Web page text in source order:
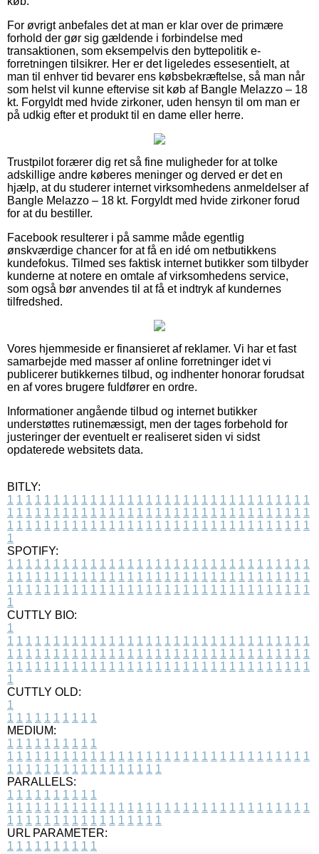
For øvrigt anbefales det at man er klar over de primære
forhold der gør sig gældende i forbindelse med
transaktionen, som eksempelvis den byttepolitik e-
forretningen tilsikrer. Her er det ligeledes essesentielt, at
man til enhver tid bevarer ens købsbekræftelse, så man når
som helst vil kunne eftervise sit køb af Bangle Melazzo – 18
kt. Forgyldt med hvide zirkoner, uden hensyn til om man er
på udkig efter et produkt til en dame eller herre.
Trustpilot forærer dig ret så fine muligheder for at tolke
adskillige andre køberes meninger og derved er det en
hjælp, at du studerer internet virksomhedens anmeldelser af
Bangle Melazzo – 18 kt. Forgyldt med hvide zirkoner forud
for at du bestiller.
Facebook resulterer i på samme måde egentlig
ønskværdige chancer for at få en idé om netbutikkens
kundefokus. Tilmed ses faktisk internet butikker som tilbyder
kunderne at notere en omtale af virksomhedens service,
som også bør anvendes til at få et indtryk af kundernes
tilfredshed.
Vores hjemmeside er finansieret af reklamer. Vi har et fast
samarbejde med masser af online forretninger idet vi
publicerer butikkernes tilbud, og indhenter honorar forudsat
en af vores brugere fuldfører en ordre.
Informationer angående tilbud og internet butikker
understøttes rutinemæssigt, men der tages forbehold for
justeringer der eventuelt er realiseret siden vi sidst
opdaterede websitets data.
BITLY:
1 1 1 1 1 1 1 1 1 1 1 1 1 1 1 1 1 1 1 1 1 1 1 1 1 1 1 1 1 1 1 1 1
1 1 1 1 1 1 1 1 1 1 1 1 1 1 1 1 1 1 1 1 1 1 1 1 1 1 1 1 1 1 1 1 1
1 1 1 1 1 1 1 1 1 1 1 1 1 1 1 1 1 1 1 1 1 1 1 1 1 1 1 1 1 1 1 1 1
1
SPOTIFY:
1 1 1 1 1 1 1 1 1 1 1 1 1 1 1 1 1 1 1 1 1 1 1 1 1 1 1 1 1 1 1 1 1
1 1 1 1 1 1 1 1 1 1 1 1 1 1 1 1 1 1 1 1 1 1 1 1 1 1 1 1 1 1 1 1 1
1 1 1 1 1 1 1 1 1 1 1 1 1 1 1 1 1 1 1 1 1 1 1 1 1 1 1 1 1 1 1 1 1
1
CUTTLY BIO:
1
1 1 1 1 1 1 1 1 1 1 1 1 1 1 1 1 1 1 1 1 1 1 1 1 1 1 1 1 1 1 1 1 1
1 1 1 1 1 1 1 1 1 1 1 1 1 1 1 1 1 1 1 1 1 1 1 1 1 1 1 1 1 1 1 1 1
1 1 1 1 1 1 1 1 1 1 1 1 1 1 1 1 1 1 1 1 1 1 1 1 1 1 1 1 1 1 1 1 1
1
CUTTLY OLD:
1
1 1 1 1 1 1 1 1 1 1
MEDIUM:
1 1 1 1 1 1 1 1 1 1
1 1 1 1 1 1 1 1 1 1 1 1 1 1 1 1 1 1 1 1 1 1 1 1 1 1 1 1 1 1 1 1 1
1 1 1 1 1 1 1 1 1 1 1 1 1 1 1 1 1
PARALLELS:
1 1 1 1 1 1 1 1 1 1
1 1 1 1 1 1 1 1 1 1 1 1 1 1 1 1 1 1 1 1 1 1 1 1 1 1 1 1 1 1 1 1 1
1 1 1 1 1 1 1 1 1 1 1 1 1 1 1 1 1
URL PARAMETER:
1 1 1 1 1 1 1 1 1 1